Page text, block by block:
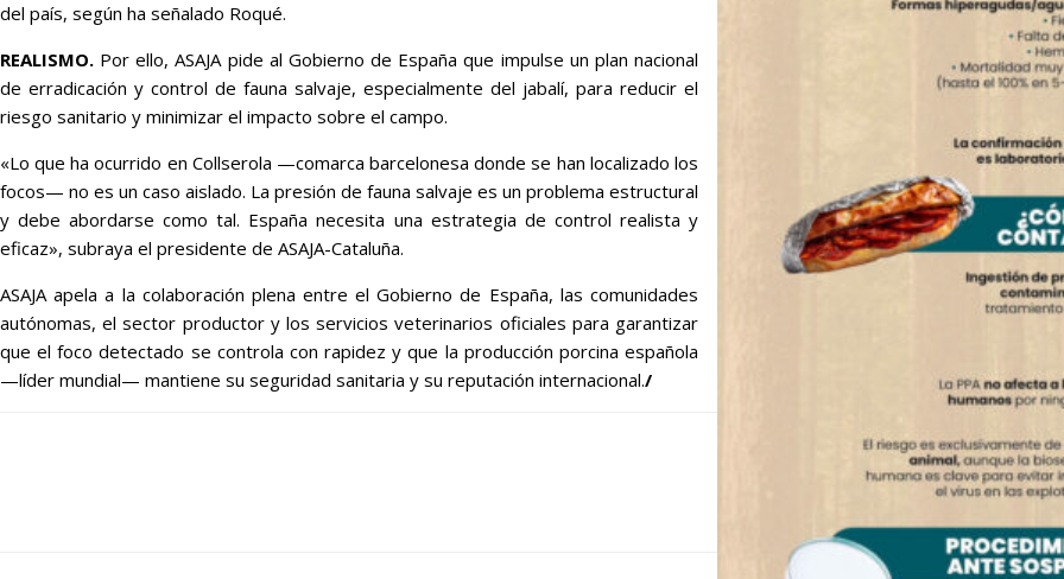
del país, según ha señalado Roqué.
REALISMO. Por ello, ASAJA pide al Gobierno de España que impulse un plan nacional
de erradicación y control de fauna salvaje, especialmente del jabalí, para reducir el
riesgo sanitario y minimizar el impacto sobre el campo.
«Lo que ha ocurrido en Collserola —comarca barcelonesa donde se han localizado los
focos— no es un caso aislado. La presión de fauna salvaje es un problema estructural
y debe abordarse como tal. España necesita una estrategia de control realista y
eficaz», subraya el presidente de ASAJA-Cataluña.
ASAJA apela a la colaboración plena entre el Gobierno de España, las comunidades
autónomas, el sector productor y los servicios veterinarios oficiales para garantizar
que el foco detectado se controla con rapidez y que la producción porcina española
—líder mundial— mantiene su seguridad sanitaria y su reputación internacional./